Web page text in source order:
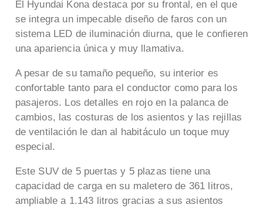
El Hyundai Kona destaca por su frontal, en el que
se integra un impecable diseño de faros con un
sistema LED de iluminación diurna, que le confieren
una apariencia única y muy llamativa.
A pesar de su tamaño pequeño, su interior es
confortable tanto para el conductor como para los
pasajeros. Los detalles en rojo en la palanca de
cambios, las costuras de los asientos y las rejillas
de ventilación le dan al habitáculo un toque muy
especial.
Este SUV de 5 puertas y 5 plazas tiene una
capacidad de carga en su maletero de 361 litros,
ampliable a 1.143 litros gracias a sus asientos